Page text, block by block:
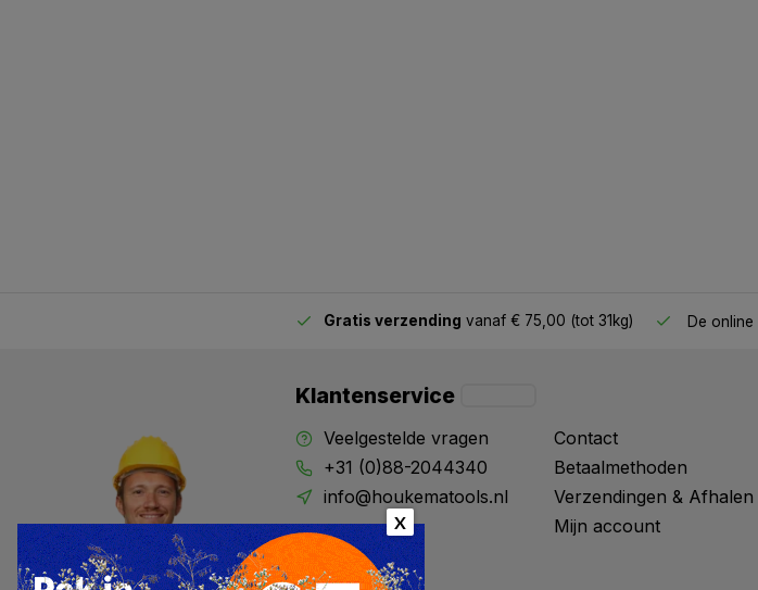
Gratis verzending vanaf € 75,00 (tot 31kg) De online
Klantenservice
Veelgestelde vragen
+31 (0)88-2044340
info@houkematools.nl
Contact
Betaalmethoden
Verzendingen & Afhalen
Mijn account
X